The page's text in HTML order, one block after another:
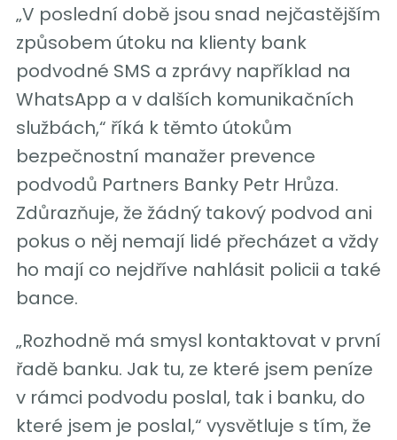
„V poslední době jsou snad nejčastějším
způsobem útoku na klienty bank
podvodné SMS a zprávy například na
WhatsApp a v dalších komunikačních
službách,“ říká k těmto útokům
bezpečnostní manažer prevence
podvodů Partners Banky Petr Hrůza.
Zdůrazňuje, že žádný takový podvod ani
pokus o něj nemají lidé přecházet a vždy
ho mají co nejdříve nahlásit policii a také
bance.
„Rozhodně má smysl kontaktovat v první
řadě banku. Jak tu, ze které jsem peníze
v rámci podvodu poslal, tak i banku, do
které jsem je poslal,“ vysvětluje s tím, že